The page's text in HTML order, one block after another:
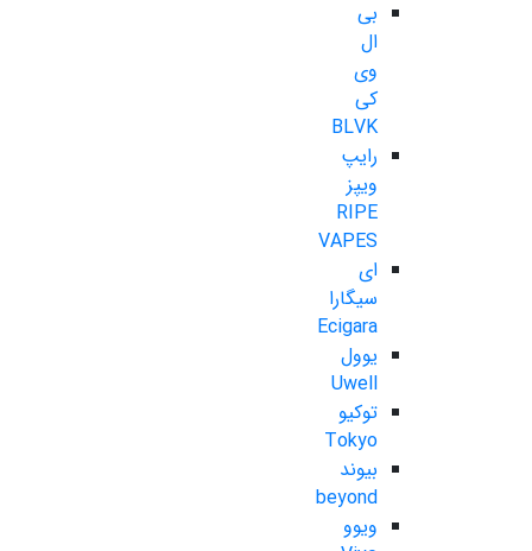
بی
ال
وی
کی
BLVK
رایپ
ویپز
RIPE
VAPES
ای
سیگارا
Ecigara
یوول
Uwell
توکیو
Tokyo
بیوند
beyond
ویوو